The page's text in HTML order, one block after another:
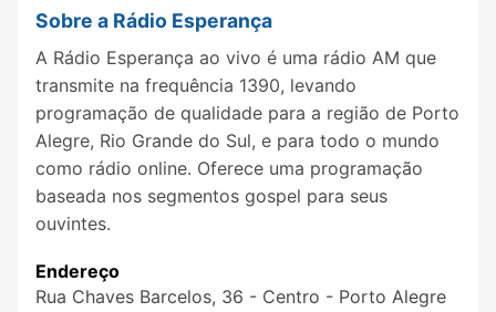
Sobre a Rádio Esperança
A Rádio Esperança ao vivo é uma rádio AM que
transmite na frequência 1390, levando
programação de qualidade para a região de Porto
Alegre, Rio Grande do Sul, e para todo o mundo
como rádio online. Oferece uma programação
baseada nos segmentos gospel para seus
ouvintes.
Endereço
Rua Chaves Barcelos, 36 - Centro - Porto Alegre